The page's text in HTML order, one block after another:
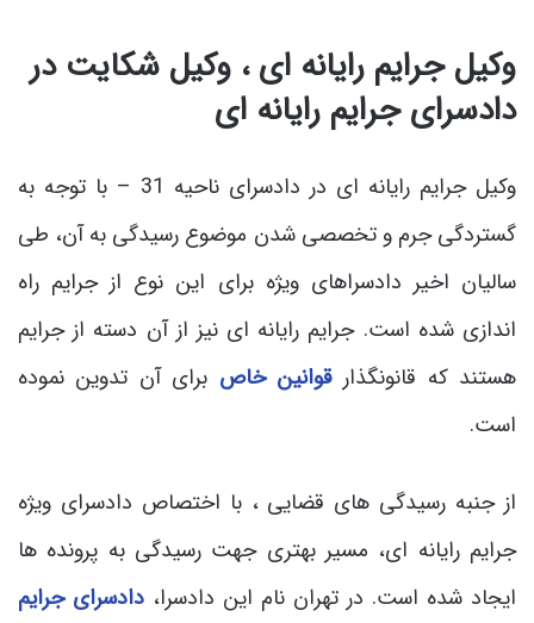
وکیل جرایم رایانه ای ، وکیل شکایت در
دادسرای جرایم رایانه ای
وکیل جرایم رایانه ای در دادسرای ناحیه 31 – با توجه به
گستردگی جرم و تخصصی شدن موضوع رسیدگی به آن، طی
سالیان اخیر دادسراهای ویژه برای این نوع از جرایم راه
اندازی شده است. جرایم رایانه ای نیز از آن دسته از جرایم
هستند که قانونگذارقوانین خاص برای آن تدوین نموده
است.
از جنبه رسیدگی های قضایی ، با اختصاص دادسرای ویژه
جرایم رایانه ای، مسیر بهتری جهت رسیدگی به پرونده ها
ایجاد شده است. در تهران نام این دادسرا، دادسرای جرایم